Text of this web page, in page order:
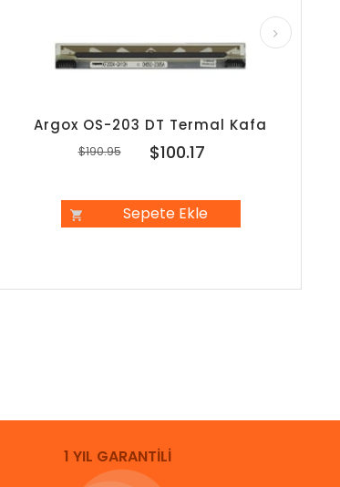
Argox OS-203 DT Termal Kafa
$100.17
$190.95
Sepete Ekle
1 YIL GARANTİLİ